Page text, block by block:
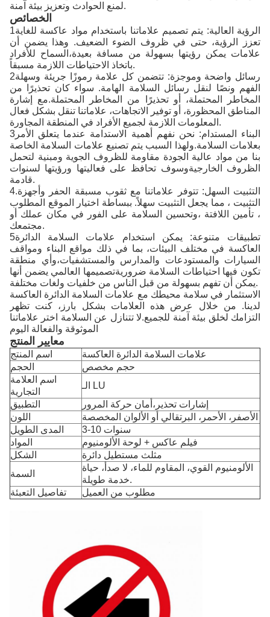
لمنع الحوادث وتعزيز بيئة آمنة.
الخصائص
1الرؤية العالية: يتم تصميم علاماتنا باستخدام مواد عاكسة للغاية
تعزز الرؤية، حتى في ظروف الضوء الضعيف. وهذا يضمن أن
علامات يمكن رؤيتها بسهولة من مسافة بعيدة،السماح للأفراد
باتخاذ الاحتياطات اللازمة مسبقاً.
2رسائل واضحة وموجزة: تتضمن كل علامة رموزًا جريئة وسهلة
الفهم ونصًا لنقل رسائل السلامة الهامة. سواء كان تحذيرًا من
المخاطر المحتملة، أو تحذيرًا من المخاطر المحتملة.مع إشارة
المناطق المحظورة، أو توفير الاتجاهات، علاماتنا تنقل بشكل فعال
المعلومات اللازمة لجميع الأفراد في المنطقة المجاورة.
3البناء المستدام: نحن نفهم أهمية الاستدامة عندما يتعلق الأمر
بعلامات السلامة.ولهذا السبب يتم تصنيع علامات السلامة الخاصة
بنا من مواد عالية الجودة مقاومة للظروف الجوية ومبنية لتحمل
الظروف الخارجيةوسوف تحافظ على فعاليتها ورؤيتها لسنوات
قادمة.
4.التثبيت السهل: تتوفر علاماتنا مع ثقوب مسبقة الحفر وأجهزة
التثبيت ، مما يجعل التثبيت سهلاً. ببساطة اختيار الموقع المطلوب
، تأمين اللافتة ،وتحسين السلامة على الفور في مكان عملك أو
مجتمعك.
5تطبيقات متنوعة: يمكن استخدام علامات السلامة الدائرة
العاكسة في مختلف البيئات، بما في ذلك مواقع البناء ومواقف
السيارات والمستودعات والمدارس والمستشفيات،وأي منطقة
تكون فيها احتياطات السلامة ضروريةتصميمها العالمي يضمن أنها
يمكن أن تفهم بسهولة من قبل الناس من خلفيات ولغات مختلفة.
الاستثمار في سلامة محيطك مع علامات السلامة الدائرة العاكسة
لدينا. من خلال عرض هذه العلامات بشكل بارز، كنت تظهر
التزامك لخلق بيئة آمنة للجميع.لا تتنازل عن السلامة اختر علاماتنا
الموثوقة والفعالة اليوم
معايير المنتج
اسم المنتج
علامات السلامة الدائرة العاكسة
الحجم
حجم مخصص
اسم العلامة
التجارية
الـ LU
التطبيق
إشارات تحذير،أمان حركة المرور
اللون
الأصفر، الأحمر، البرتقالي أو الألوان المخصصة
المدى الطويل
3-10 سنوات
المواد
فيلم عاكس + لوحة الألومنيوم
الشكل
مثلث مستطيل دائرة
السمة
الألومنيوم القوي، المقاوم للماء، لا صدأ، حياة
خدمة طويلة.
تفاصيل التعبئة
مطلوب من العميل